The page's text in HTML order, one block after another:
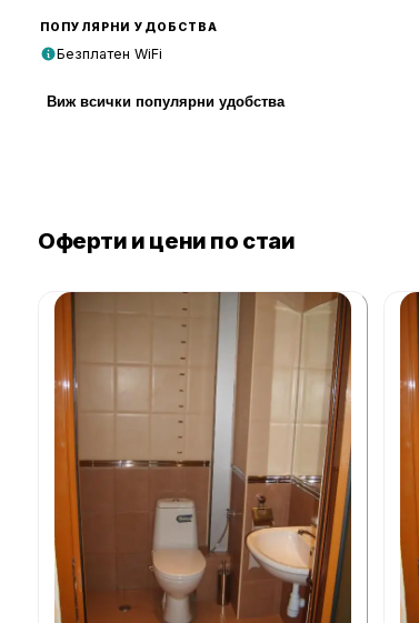
ПОПУЛЯРНИ УДОБСТВА
Безплатен WiFi
Виж всички популярни удобства
Оферти и цени по стаи